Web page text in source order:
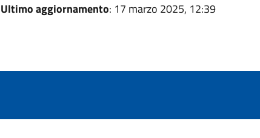
Ultimo aggiornamento: 17 marzo 2025, 12:39